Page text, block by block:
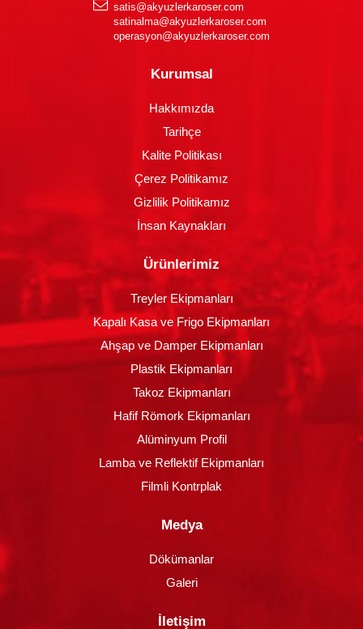
satis@akyuzlerkaroser.com
satinalma@akyuzlerkaroser.com
operasyon@akyuzlerkaroser.com
Kurumsal
Hakkımızda
Tarihçe
Kalite Politikası
Çerez Politikamız
Gizlilik Politikamız
İnsan Kaynakları
Ürünlerimiz
Treyler Ekipmanları
Kapalı Kasa ve Frigo Ekipmanları
Ahşap ve Damper Ekipmanları
Plastik Ekipmanları
Takoz Ekipmanları
Hafif Römork Ekipmanları
Alüminyum Profil
Lamba ve Reflektif Ekipmanları
Filmli Kontrplak
Medya
Dökümanlar
Galeri
İletişim